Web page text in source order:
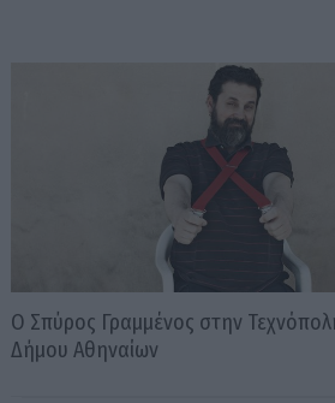
Ο Σπύρος Γραμμένος στην
Δήμου Αθηναίων